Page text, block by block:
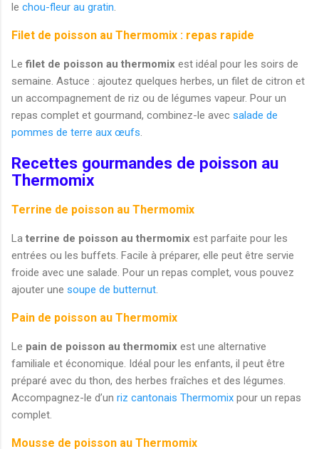
le chou-fleur au gratin.
Filet de poisson au Thermomix : repas rapide
Lefilet de poisson au thermomix est idéal pour les soirs de
semaine. Astuce : ajoutez quelques herbes, un filet de citron et
un accompagnement de riz ou de légumes vapeur. Pour un
repas complet et gourmand, combinez-le avec salade de
pommes de terre aux œufs.
Recettes gourmandes de poisson au
Thermomix
Terrine de poisson au Thermomix
La terrine de poisson au thermomix est parfaite pour les
entrées ou les buffets. Facile à préparer, elle peut être servie
froide avec une salade. Pour un repas complet, vous pouvez
ajouter une soupe de butternut.
Pain de poisson au Thermomix
Le pain de poisson au thermomix est une alternative
familiale et économique. Idéal pour les enfants, il peut être
préparé avec du thon, des herbes fraîches et des légumes.
Accompagnez-le d’un riz cantonais Thermomix pour un repas
complet.
Mousse de poisson au Thermomix